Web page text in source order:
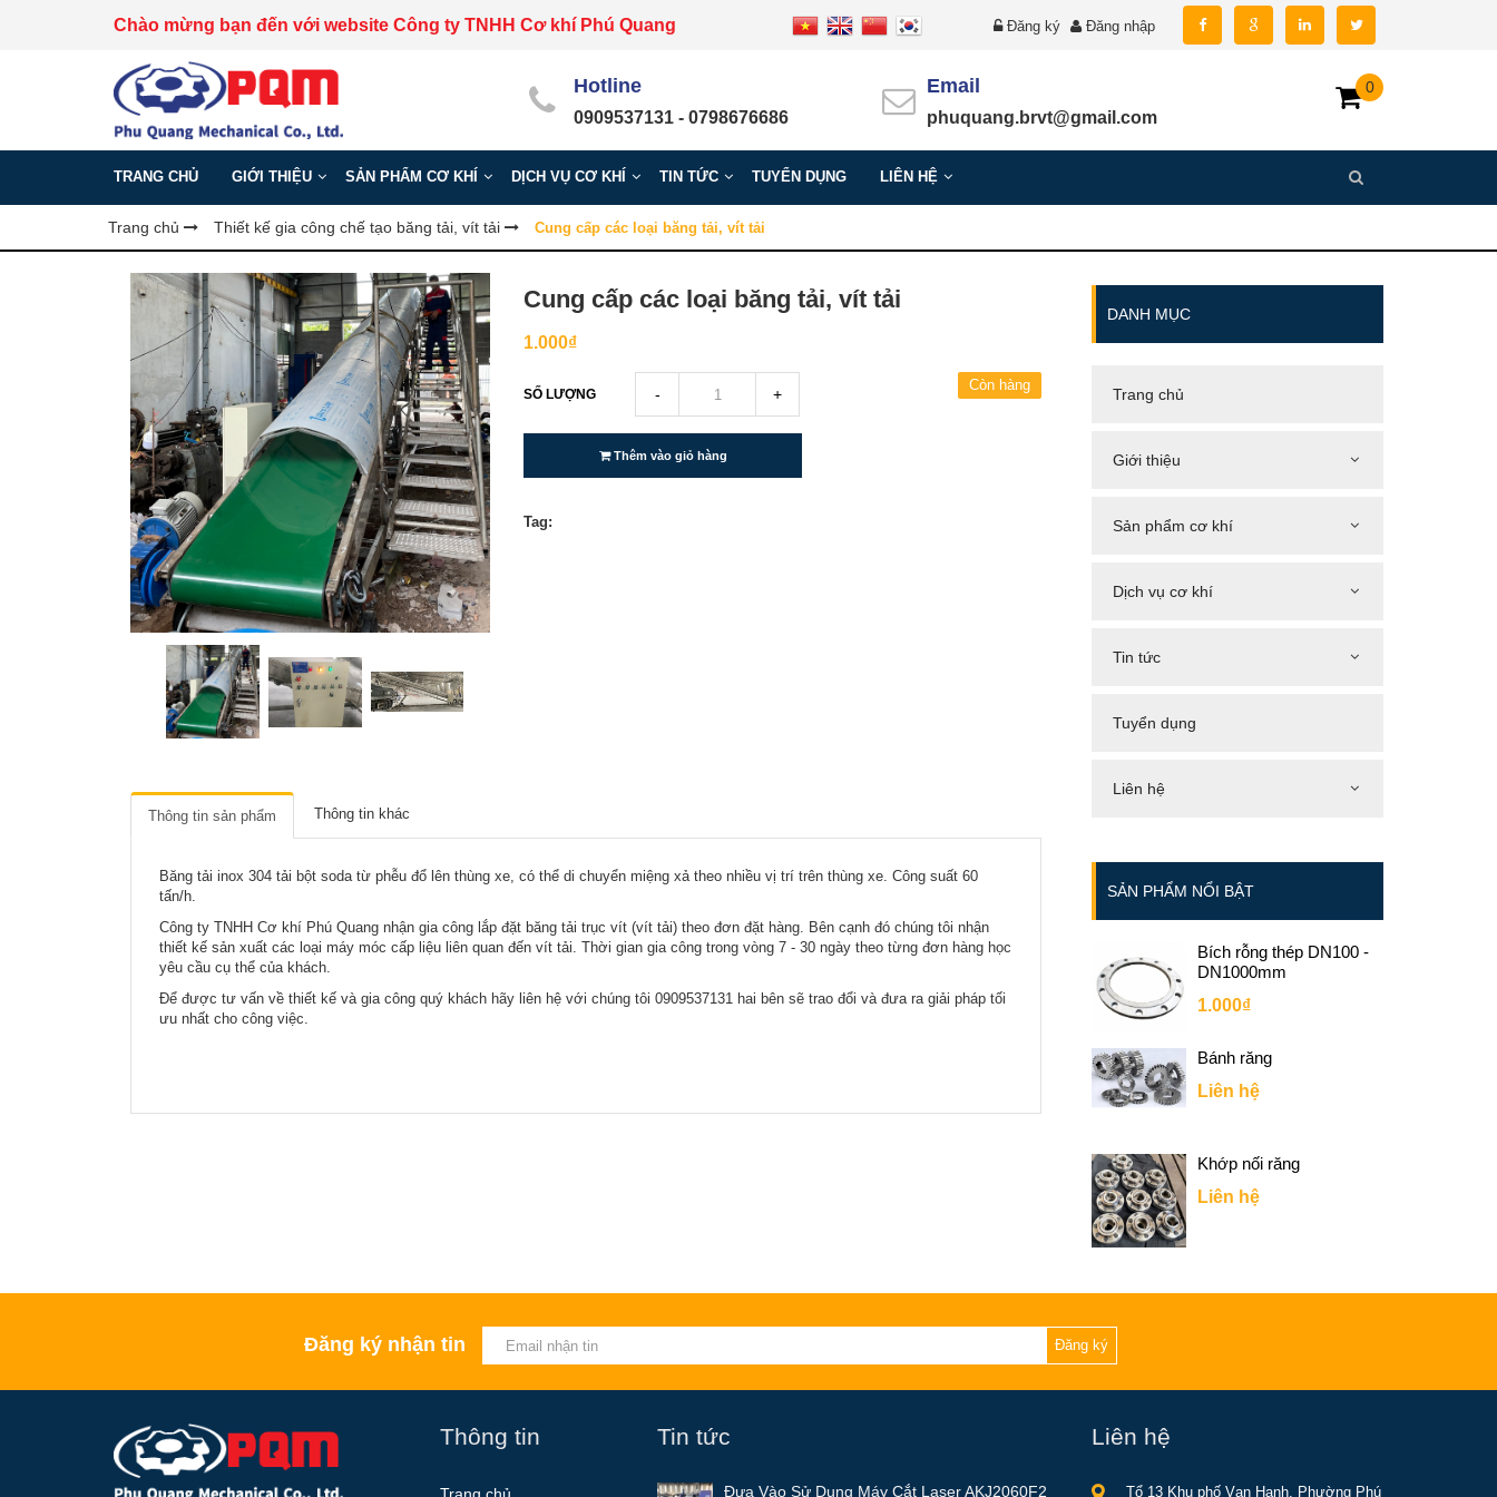
Chào mừng bạn đến với website Công ty TNHH Cơ khí Phú Quang Đăng ký Đăng nhập
Hotline
0909537131 - 0798676686
Email
phuquang.brvt@gmail.com
0
TRANG CHỦ GIỚI THIỆU SẢN PHẨM CƠ KHÍ DỊCH VỤ CƠ KHÍ TIN TỨC TUYỂN DỤNG LIÊN HỆ
Trang chủ Thiết kế gia công chế tạo băng tải, vít tải Cung cấp các loại băng tải, vít tải
Cung cấp các loại băng tải, vít tải
1.000₫
Còn hàng
SỐ LƯỢNG - +
Thêm vào giỏ hàng
Tag:
Thông tin sản phẩm Thông tin khác
Băng tải inox 304 tải bột soda từ phễu đổ lên thùng xe, có thể di chuyển miệng xả theo nhiều vị trí trên thùng xe. Công suất 60
tấn/h.
Công ty TNHH Cơ khí Phú Quang nhận gia công lắp đặt băng tải trục vít (vít tải) theo đơn đặt hàng. Bên cạnh đó chúng tôi nhận
thiết kế sản xuất các loại máy móc cấp liệu liên quan đến vít tải. Thời gian gia công trong vòng 7 - 30 ngày theo từng đơn hàng học
yêu cầu cụ thể của khách.
Để được tư vấn về thiết kế và gia công quý khách hãy liên hệ với chúng tôi 0909537131 hai bên sẽ trao đổi và đưa ra giải pháp tối
ưu nhất cho công việc.
DANH MỤC
Trang chủ
Giới thiệu
Sản phẩm cơ khí
Dịch vụ cơ khí
Tin tức
Tuyển dụng
Liên hệ
SẢN PHẨM NỔI BẬT
Bích rỗng thép DN100 -
DN1000mm
1.000₫
Bánh răng
Liên hệ
Khớp nối răng
Liên hệ
Đăng ký nhận tin Đăng ký
Thông tin Tin tức
Đưa Vào Sử Dụng Máy Cắt Laser AKJ2060F2
Liên hệ
Tổ 13 Khu phố Vạn Hạnh, Phường Phú